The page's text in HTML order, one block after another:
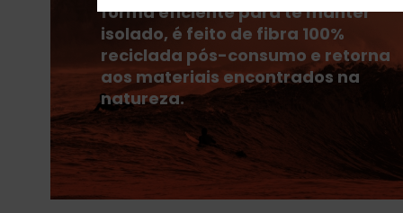
forma eficiente para te manter
isolado, é feito de fibra 100%
reciclada pós-consumo e retorna
aos materiais encontrados na
natureza.